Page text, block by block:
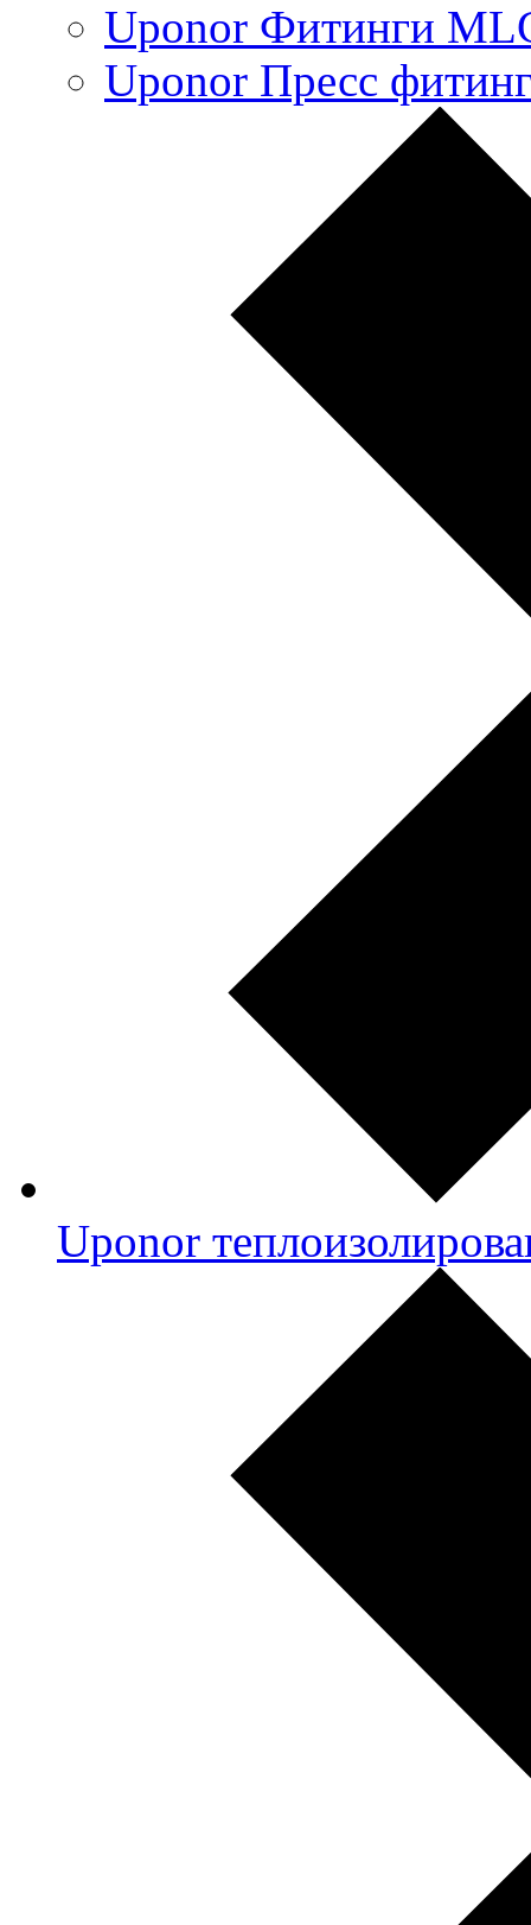
Uponor Фитинги
Uponor Пресс
Uponor